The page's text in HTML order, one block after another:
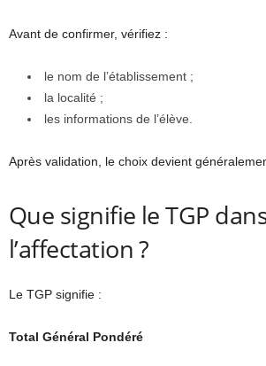
Avant de confirmer, vérifiez :
le nom de l’établissement ;
la localité ;
les informations de l’élève.
Après validation, le choix devient
Que signifie le TGP
l’affectation ?
Le TGP signifie :
Total Général Pondéré